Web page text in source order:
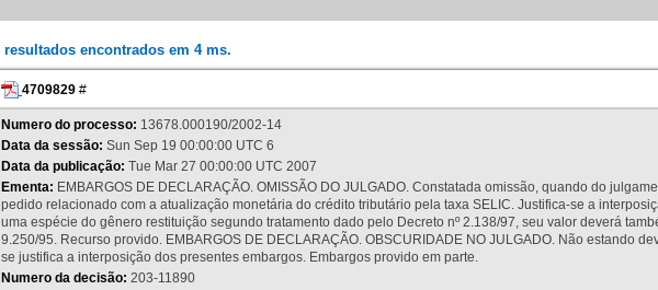
resultados encontrados em 4 ms.
4709829 #
Numero do processo: 13678.000190/2002-14
Data da sessão: Sun Sep 19 00:00:00 UTC 6
Data da publicação: Tue Mar 27 00:00:00 UTC 2007
Ementa: EMBARGOS DE DECLARAÇÃO. OMISSÃO DO JULGADO. Constatada omissão, quando do
pedido relacionado com a atualização monetária do crédito tributário pela taxa SELIC. Justifica-se a
uma espécie do gênero restituição segundo tratamento dado pelo Decreto nº 2.138/97, seu valor deverá
9.250/95. Recurso provido. EMBARGOS DE DECLARAÇÃO. OBSCURIDADE NO JULGADO. Não estando
se justifica a interposição dos presentes embargos. Embargos provido em parte.
Numero da decisão: 203-11890